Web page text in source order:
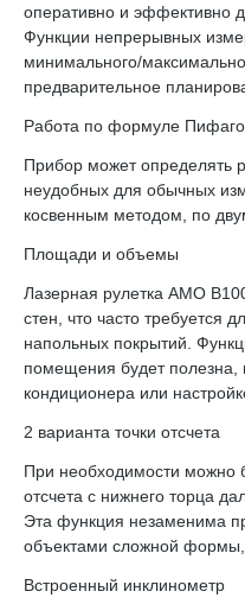
оперативно и эффективно
Функции непрерывных
минимального/
предварительное
Работа по формуле
Прибор может определять
неудобных для обычных
косвенным методом, по
Площади и объемы
Лазерная рулетка AMO
стен, что часто требуется
напольных покрытий.
помещения будет
кондиционера или
2 варианта точки отсчета
При необходимости можно
отсчета с нижнего торца
Эта функция незаменима
объектами сложной формы,
Встроенный инклинометр